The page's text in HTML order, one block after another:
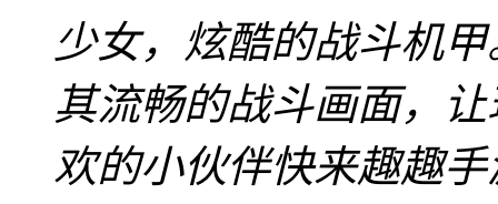
少女，炫酷的战斗机
其流畅的战斗画面，
欢的小伙伴快来趣趣